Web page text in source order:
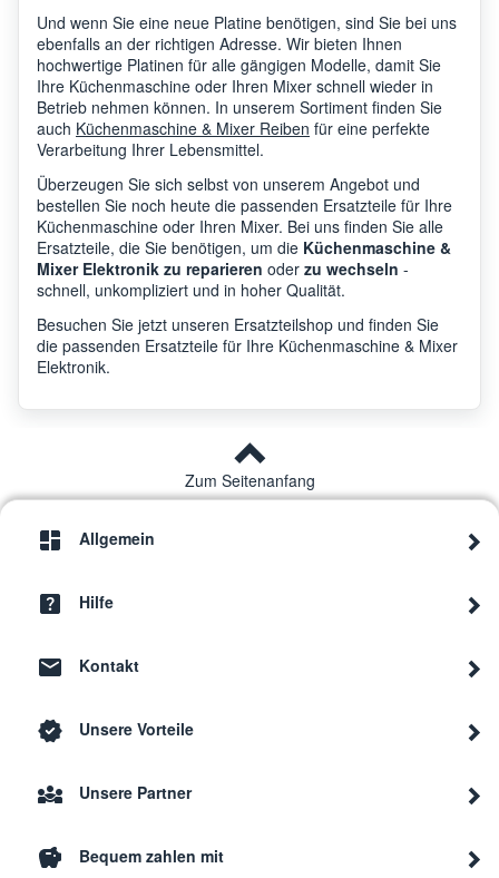
Und wenn Sie eine neue Platine benötigen, sind Sie bei uns
ebenfalls an der richtigen Adresse. Wir bieten Ihnen
hochwertige Platinen für alle gängigen Modelle, damit Sie
Ihre Küchenmaschine oder Ihren Mixer schnell wieder in
Betrieb nehmen können. In unserem Sortiment finden Sie
auch Küchenmaschine & Mixer Reiben für eine perfekte
Verarbeitung Ihrer Lebensmittel.
Überzeugen Sie sich selbst von unserem Angebot und
bestellen Sie noch heute die passenden Ersatzteile für Ihre
Küchenmaschine oder Ihren Mixer. Bei uns finden Sie alle
Ersatzteile, die Sie benötigen, um die Küchenmaschine &
Mixer Elektronik zu reparieren oder zu wechseln -
schnell, unkompliziert und in hoher Qualität.
Besuchen Sie jetzt unseren Ersatzteilshop und finden Sie
die passenden Ersatzteile für Ihre Küchenmaschine & Mixer
Elektronik.
Zum Seitenanfang
Allgemein
Hilfe
Kontakt
Unsere Vorteile
Unsere Partner
Bequem zahlen mit